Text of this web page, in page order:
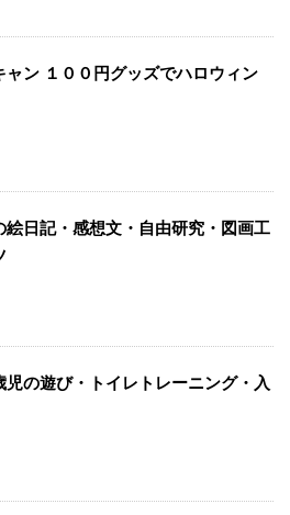
ャン １００円グッズでハロウィン
絵日記・感想文・自由研究・図画工
児の遊び・トイレトレーニング・入